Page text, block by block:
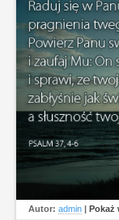
Autor: admin | Pokaż